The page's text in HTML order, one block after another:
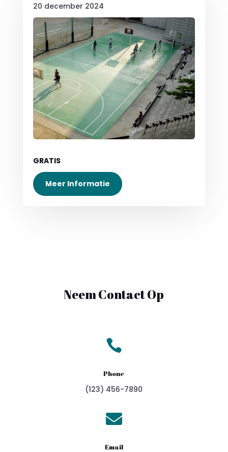
20 december 2024
GRATIS
Meer Informatie
Neem Contact Op

Phone
(123) 456-7890

Email